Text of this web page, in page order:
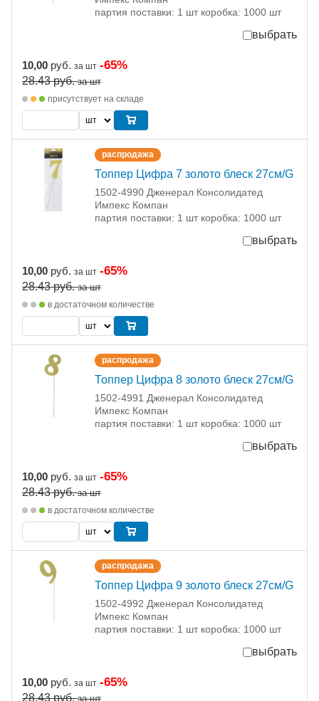
партия поставки: 1 шт коробка: 1000 шт
выбрать
10,00 руб. за шт -65%
28.43руб. за шт
присутствует на складе
распродажа
Топпер Цифра 7 золото блеск 27см/G
1502-4990 Дженерал Консолидатед
Импекс Компан
партия поставки: 1 шт коробка: 1000 шт
выбрать
10,00 руб. за шт -65%
28.43руб. за шт
в достаточном количестве
распродажа
Топпер Цифра 8 золото блеск 27см/G
1502-4991 Дженерал Консолидатед
Импекс Компан
партия поставки: 1 шт коробка: 1000 шт
выбрать
10,00 руб. за шт -65%
28.43руб. за шт
в достаточном количестве
распродажа
Топпер Цифра 9 золото блеск 27см/G
1502-4992 Дженерал Консолидатед
Импекс Компан
партия поставки: 1 шт коробка: 1000 шт
выбрать
10,00 руб. за шт -65%
28.43руб. за шт